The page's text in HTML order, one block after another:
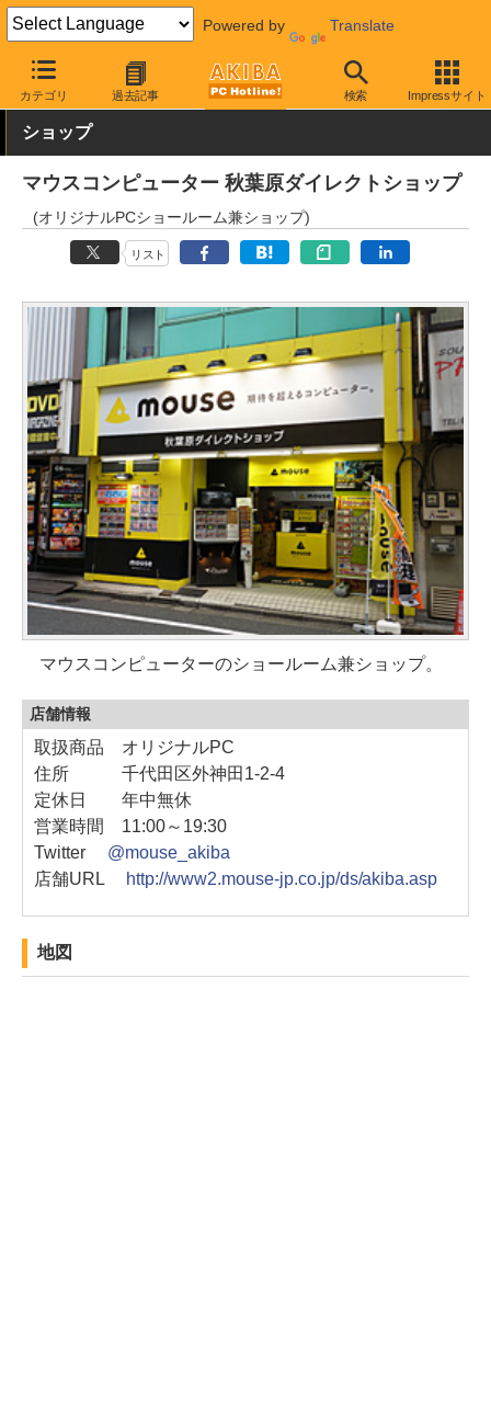
Powered by Translate
カテゴリ 過去記事 検索 Impressサイト
AKIBA PC Hotline! 秋葉原情報 スポット情報 ショップ
ショップ
マウスコンピューター 秋葉原ダイレクトショップ
(オリジナルPCショールーム兼ショップ)
リスト
マウスコンピューターのショールーム兼ショップ。
店舗情報
取扱商品 オリジナルPC
住所 千代田区外神田1-2-4
定休日 年中無休
営業時間 11:00～19:30
Twitter @mouse_akiba
店舗URL
http://www2.mouse-jp.co.jp/ds/akiba.asp
地図